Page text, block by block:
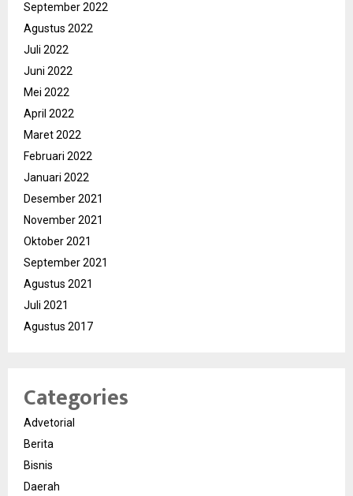
September 2022
Agustus 2022
Juli 2022
Juni 2022
Mei 2022
April 2022
Maret 2022
Februari 2022
Januari 2022
Desember 2021
November 2021
Oktober 2021
September 2021
Agustus 2021
Juli 2021
Agustus 2017
Categories
Advetorial
Berita
Bisnis
Daerah